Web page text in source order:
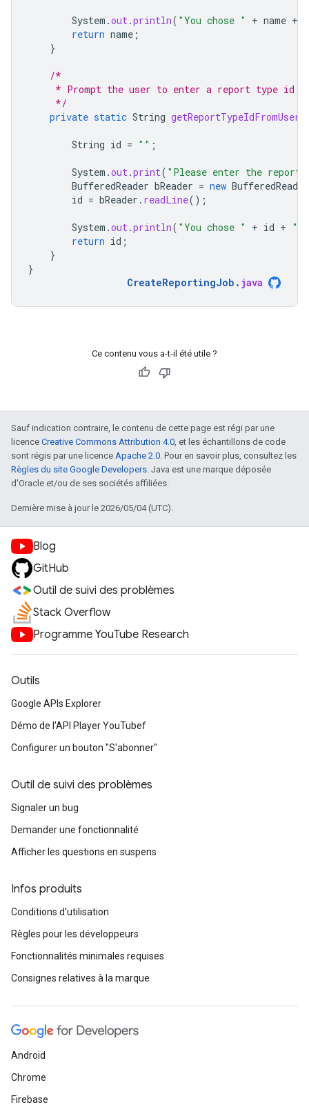
System .out.println( "You chose " + name +
return name ;
}
/*
* Prompt the user to enter a report type id
     */
private static String getReportTypeIdFromUser
String id = "" ;
System .out.print( "Please enter the
BufferedReader bReader = new BufferedReader
id = bReader . readLine();
System .out.println( "You chose " + id + "
return id ;
}
}
CreateReportingJob . java
Ce contenu vous a-t-il été utile ?
Sauf indication contraire, le contenu de cette page est régi par une
licence Creative Commons Attribution 4.0, et les échantillons de code
sont régis par une licence Apache 2.0. Pour en savoir plus, consultez les
Règles du site Google Developers. Java est une marque déposée
d'Oracle et/ou de ses sociétés affiliées.
Dernière mise à jour le 2026/05/04 (UTC).
Blog
GitHub
Outil de suivi des problèmes
Stack Overflow
Programme YouTube Research
Outils
Google APIs Explorer
Démo de l'API Player YouTubef
Configurer un bouton "S'abonner"
Outil de suivi des problèmes
Signaler un bug
Demander une fonctionnalité
Afficher les questions en suspens
Infos produits
Conditions d'utilisation
Règles pour les développeurs
Fonctionnalités minimales requises
Consignes relatives à la marque
Android
Chrome
Firebase